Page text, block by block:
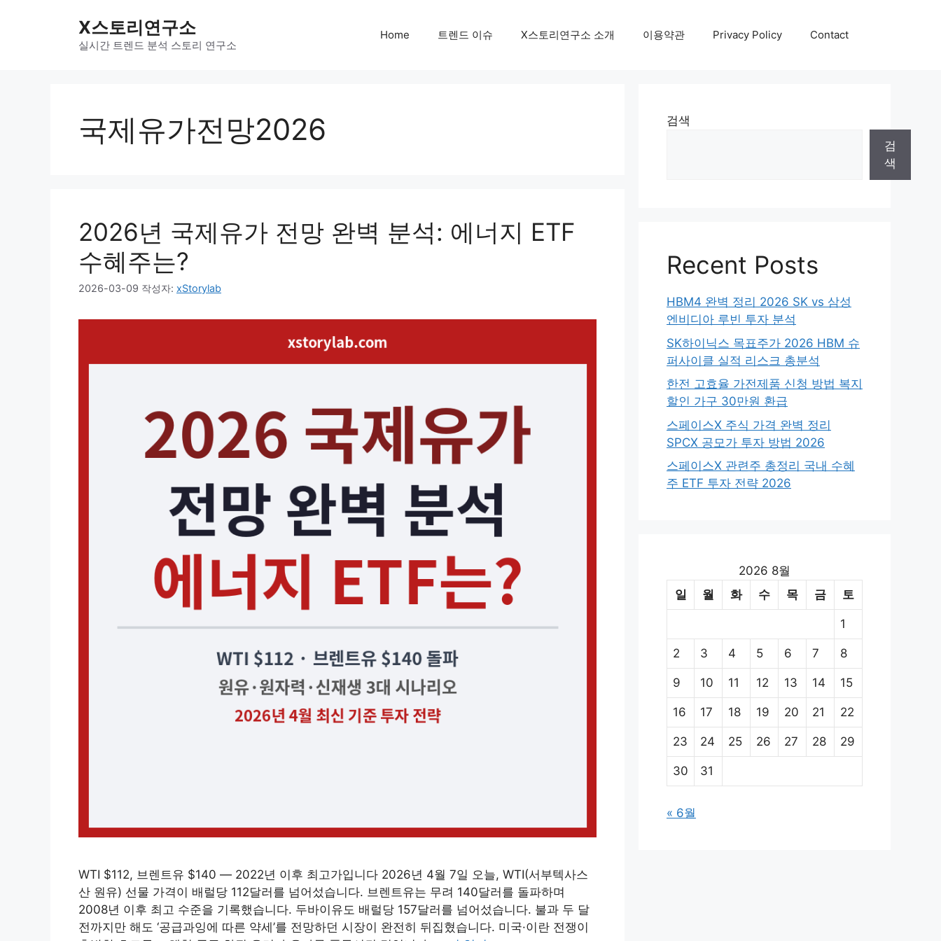
X스토리연구소
실시간 트렌드 분석 스토리 연구소
Home 트렌드 이슈 X스토리연구소 소개 이용약관 Privacy Policy Contact
국제유가전망2026
2026년 국제유가 전망 완벽 분석: 에너지 ETF
수혜주는?
2026-03-09 작성자: xStorylab
WTI $112, 브렌트유 $140 — 2022년 이후 최고가입니다 2026년 4월 7일 오늘, WTI(서부텍사스
산 원유) 선물 가격이 배럴당 112달러를 넘어섰습니다. 브렌트유는 무려 140달러를 돌파하며
2008년 이후 최고 수준을 기록했습니다. 두바이유도 배럴당 157달러를 넘어섰습니다. 불과 두 달
전까지만 해도 ‘공급과잉에 따른 약세’를 전망하던 시장이 완전히 뒤집혔습니다. 미국·이란 전쟁이
검색
검
색
Recent Posts
HBM4 완벽 정리 2026 SK vs 삼성
엔비디아 루빈 투자 분석
SK하이닉스 목표주가 2026 HBM 슈
퍼사이클 실적 리스크 총분석
한전 고효율 가전제품 신청 방법 복지
할인 가구 30만원 환급
스페이스X 주식 가격 완벽 정리
SPCX 공모가 투자 방법 2026
스페이스X 관련주 총정리 국내 수혜
주 ETF 투자 전략 2026
2026 8월
일
월 화 수 목 금 토
1
2 3 4 5 6 7 8
9 10 11 12 13 14 15
16 17 18 19 20 21 22
23 24 25 26 27 28 29
30 31
« 6월